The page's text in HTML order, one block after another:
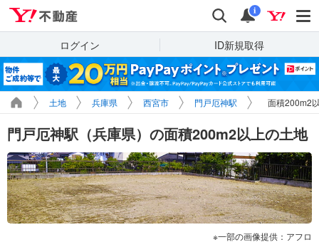
検索 通知
i
ログイン ID新規取得
土地 兵庫県 西宮市 門戸厄神駅 面積200m2
門戸厄神駅（兵庫県）の面積200m2以上の土地
一部の画像提供：アフロ